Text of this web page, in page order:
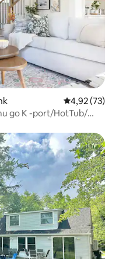
Средна
4,92 (73)
до K -port/HotTub/